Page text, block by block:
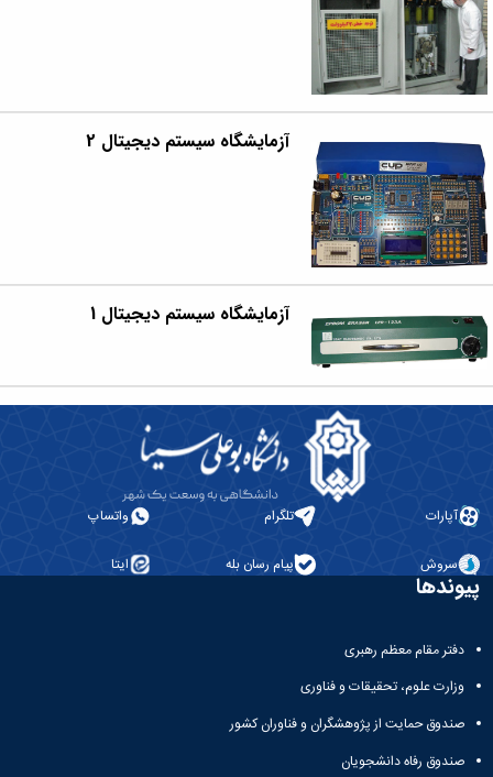
آزمایشگاه سیستم دیجیتال 2
آزمایشگاه سیستم دیجیتال 1
آپارات تلگرام واتساپ
سروش پیام رسان بله ایتا
پیوندها
دفتر مقام معظم رهبری
وزارت علوم، تحقیقات و فناوری
صندوق حمایت از پژوهشگران و فناوران کشور
صندوق رفاه دانشجویان